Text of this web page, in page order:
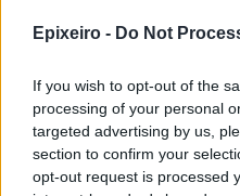
Epixeiro - Do Not
If you wish to opt-out of the
processing of your personal
targeted advertising by us,
section to confirm your
opt-out request is processed
στην παγκόσμια
την οικονομική
των ερωτηθέντων
εργαλείων/εφαρμογών
συνολικό επίπεδο
και παγκόσμιους